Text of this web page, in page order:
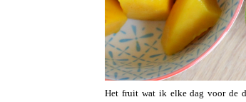
Het fruit wat ik elke dag voor de